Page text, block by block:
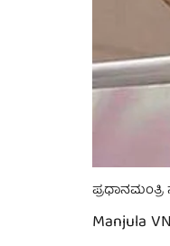
Manjula VN